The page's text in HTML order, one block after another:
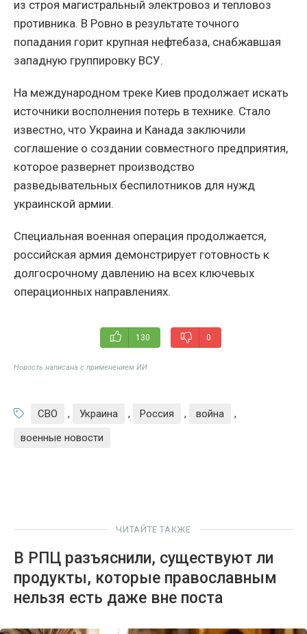
из строя магистральный электровоз и тепловоз
противника. В Ровно в результате точного
попадания горит крупная нефтебаза, снабжавшая
западную группировку ВСУ.
На международном треке Киев продолжает искать
источники восполнения потерь в технике. Стало
известно, что Украина и Канада заключили
соглашение о создании совместного предприятия,
которое развернет производство
разведывательных беспилотников для нужд
украинской армии.
Специальная военная операция продолжается,
российская армия демонстрирует готовность к
долгосрочному давлению на всех ключевых
операционных направлениях.
130 0
Новость написана с применением ИИ
СВО , Украина , Россия , война
,
военные новости
ЧИТАЙТЕ ТАКЖЕ
В РПЦ разъяснили, существуют ли
продукты, которые православным
нельзя есть даже вне поста